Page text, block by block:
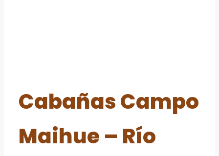
Cabañas Campo
Maihue – Río